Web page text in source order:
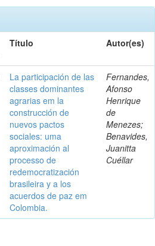
Título Autor(es)
La participación de las
classes dominantes
agrarias em la
construcción de
nuevos pactos
sociales: uma
aproximación al
processo de
redemocratización
brasileira y a los
acuerdos de paz em
Colombia.
Fernandes,
Afonso
Henrique
de
Menezes;
Benavides,
Juanitta
Cuéllar